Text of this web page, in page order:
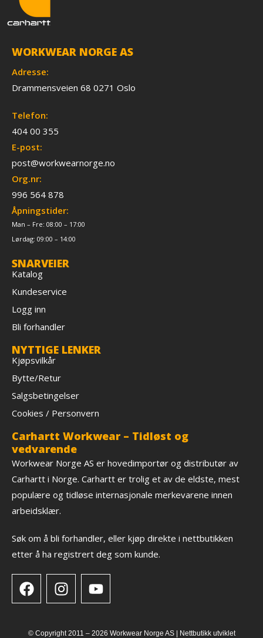
WORKWEAR NORGE AS
Adresse:
Drammensveien 68 0271 Oslo
Telefon:
404 00 355
E-post:
post@workwearnorge.no
Org.nr:
996 564 878
Åpningstider:
Man – Fre: 08:00 – 17:00
Lørdag: 09:00 – 14:00
SNARVEIER
Katalog
Kundeservice
Logg inn
Bli forhandler
NYTTIGE LENKER
Kjøpsvilkår
Bytte/Retur
Salgsbetingelser
Cookies / Personvern
Carhartt Workwear – Tidløst og
vedvarende
Workwear Norge AS er hovedimportør og distributør av
Carhartt i Norge. Carhartt er trolig et av de eldste, mest
populære og tidløse internasjonale merkevarene innen
arbeidsklær.
Søk om å bli forhandler, eller kjøp direkte i nettbutikken
etter å ha registrert deg som kunde.
© Copyright 2011 – 2026 Workwear Norge AS | Nettbutikkutviklet